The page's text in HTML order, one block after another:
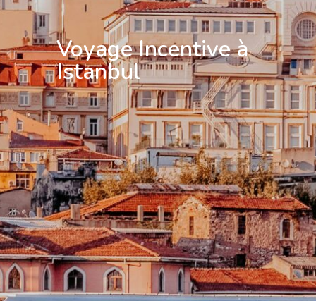
Voyage Incentive à
Istanbul